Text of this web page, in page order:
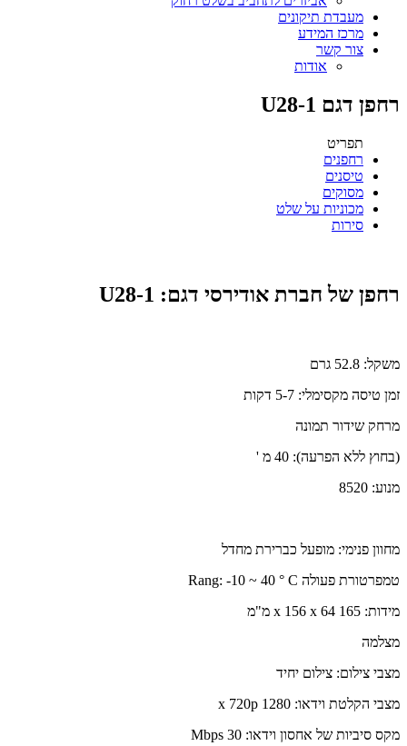
מעבדת תיקונים
מרכז המידע
צור קשר
אודות
רחפן דגם U28-1
תפריט
רחפנים
טיסנים
מסוקים
מכוניות על שלט
סירות
רחפן של חברת אודירסי דגם: U28-1
משקל: 52.8 גרם
זמן טיסה מקסימלי: 5-7 דקות
מרחק שידור תמונה
(בחוץ ללא הפרעה): 40 מ '
מנוע: 8520
מחוון פנימי: מופעל כברירת מחדל
טמפרטורת פעולה Rang: -10 ~ 40 ° C
מידות: 165 x 156 x 64 מ"מ
מצלמה
מצבי צילום: צילום יחיד
מצבי הקלטת וידאו: 1280 x 720p
מקס סיביות של אחסון וידאו: 30 Mbps